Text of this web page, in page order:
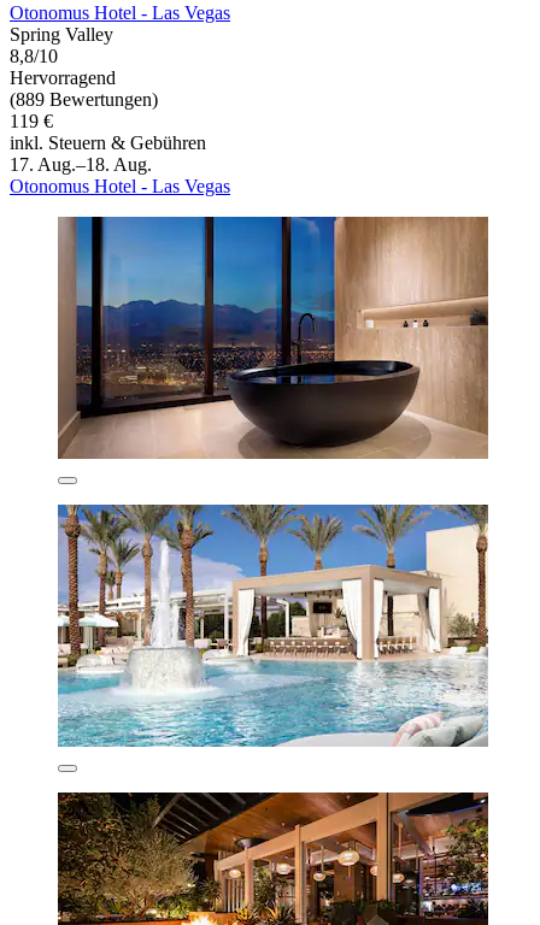
Otonomus Hotel - Las Vegas
Spring Valley
8,8/10
Hervorragend
(889 Bewertungen)
119 €
inkl. Steuern & Gebühren
17. Aug.–18. Aug.
Otonomus Hotel - Las Vegas